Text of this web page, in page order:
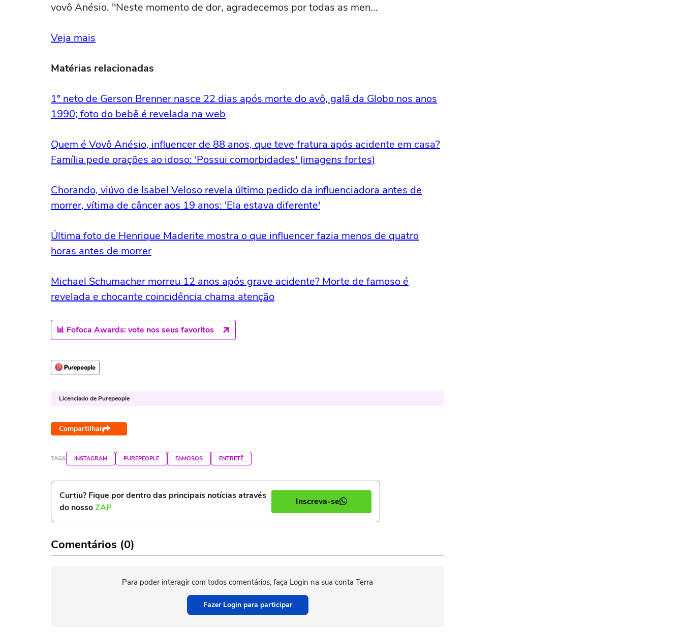
vovô Anésio. "Neste momento de dor, agradecemos por todas as men...
Veja mais
Matérias relacionadas
1º neto de Gerson Brenner nasce 22 dias após morte do avô, galã da Globo nos anos
1990; foto do bebê é revelada na web
Quem é Vovô Anésio, influencer de 88 anos, que teve fratura após acidente em casa?
Família pede orações ao idoso: 'Possui comorbidades' (imagens fortes)
Chorando, viúvo de Isabel Veloso revela último pedido da influenciadora antes de
morrer, vítima de câncer aos 19 anos: 'Ela estava diferente'
Última foto de Henrique Maderite mostra o que influencer fazia menos de quatro
horas antes de morrer
Michael Schumacher morreu 12 anos após grave acidente? Morte de famoso é
revelada e chocante coincidência chama atenção
📊 Fofoca Awards: vote nos seus favoritos
Licenciado de Purepeople
Compartilhar
TAGS INSTAGRAM PUREPEOPLE FAMOSOS ENTRETÊ
Curtiu? Fique por dentro das principais notícias através
do nossoZAP
Inscreva-se
Comentários (0)
Para poder interagir com todos comentários, faça Login na sua conta Terra
Fazer Login para participar